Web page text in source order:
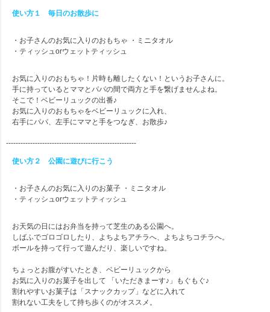
使い方１ 毎日のお散歩に
・お子さんのお気に入りのおもちゃ ・ミニタオル
・ティッシュorウェットティッシュ
お気に入りのおもちゃ！片時も離したくない！というお子さんに。
手に持っているとママとパパの間で両方と手を繋げませんよね。
そこで！ベビーリュックの出番♪
お気に入りのおもちゃをベビーリュックに入れ、
右手にパパ、左手にママと手をつなぎ、お散歩♪
------------------------------------------------------
使い方２ 公園に遊びに行こう
・お子さんのお気に入りのお菓子 ・ミニタオル
・ティッシュorウェットティッシュ
お天気の日にはお弁当を持って芝生のある公園へ。
しばふでゴロゴロしたり、よちよちアチラへ、よちよちコチラへ。
ボールを持って行って遊んだり、楽しいですね。
ちょっとお腹がすいたとき、ベビーリュックから
お気に入りのお菓子を出して 「いただきまーす♪」もぐもぐ♪
割れやすいお菓子は「スナックカップ」などに入れて
割れない工夫をして持ち歩くのがオススメ。